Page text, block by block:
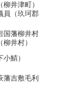
柳井津町）／岩国藩
員（玖珂郡）／衆
国藩柳井村）／村長
柳井村）
鯖）
藩吉敷毛利家臣）／